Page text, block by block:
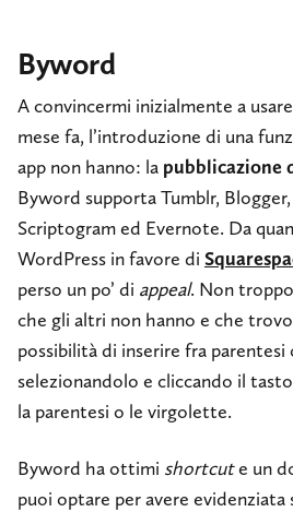
Byword
A convincermi inizialmente a usare
mese fa, l’introduzione di una
app non hanno: la pubblicazione
Byword supporta Tumblr,
Scriptogram ed Evernote. Da
WordPress in favore di
perso un po’ di appeal. Non
che gli altri non hanno e che
possibilità di inserire fra
selezionandolo e cliccando il
la parentesi o le virgolette.
Byword ha ottimi shortcute un
puoi optare per avere evidenziata